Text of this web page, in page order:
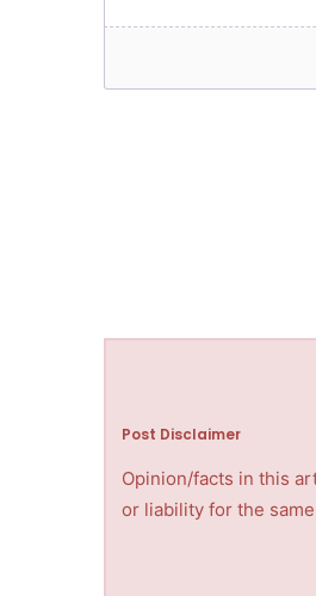
Post Disclaimer
Opinion/facts in this
or liability for the